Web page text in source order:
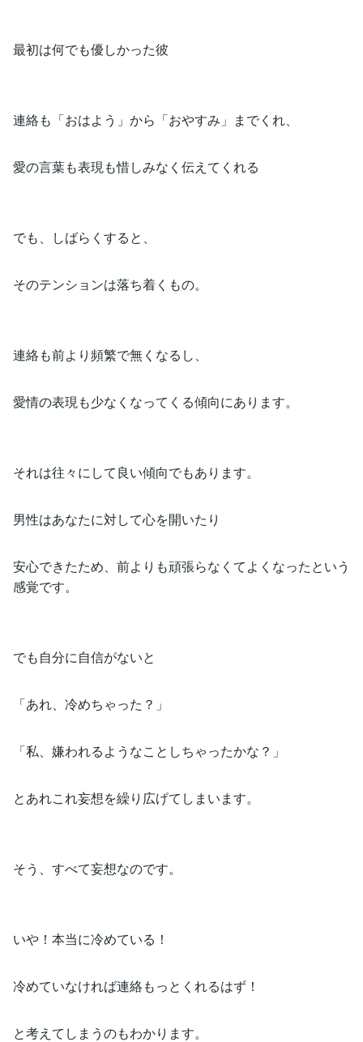
最初は何でも優しかった彼
連絡も「おはよう」から「おやすみ」までくれ、
愛の言葉も表現も惜しみなく伝えてくれる
でも、しばらくすると、
そのテンションは落ち着くもの。
連絡も前より頻繁で無くなるし、
愛情の表現も少なくなってくる傾向にあります。
それは往々にして良い傾向でもあります。
男性はあなたに対して心を開いたり
安心できたため、前よりも頑張らなくてよくなったという
感覚です。
でも自分に自信がないと
「あれ、冷めちゃった？」
「私、嫌われるようなことしちゃったかな？」
とあれこれ妄想を繰り広げてしまいます。
そう、すべて妄想なのです。
いや！本当に冷めている！
冷めていなければ連絡もっとくれるはず！
と考えてしまうのもわかります。